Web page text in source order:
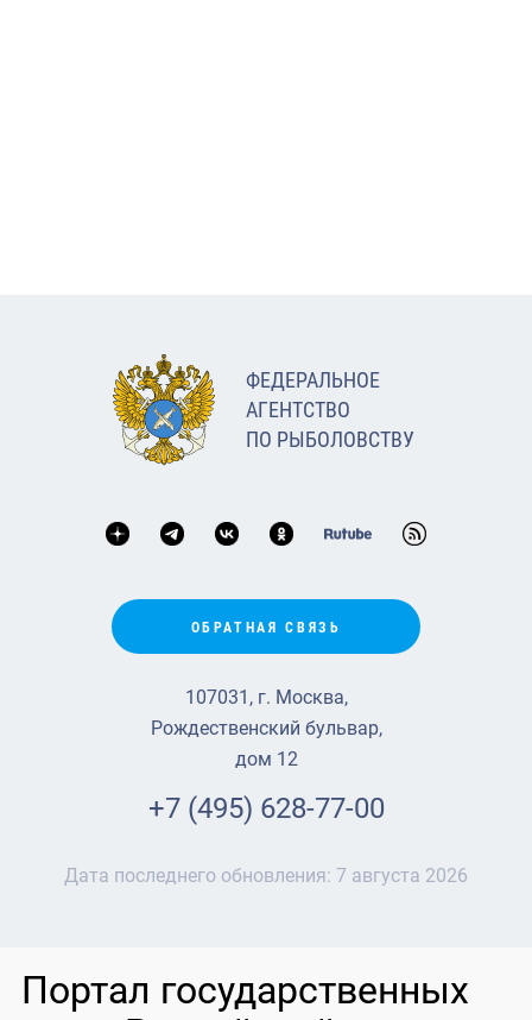
ФЕДЕРАЛЬНОЕ
АГЕНТСТВО
ПО РЫБОЛОВСТВУ
ОБРАТНАЯ СВЯЗЬ
107031, г. Москва,
Рождественский бульвар,
дом 12
+7 (495) 628-77-00
Дата последнего обновления: 7 августа 2026
Портал государственных